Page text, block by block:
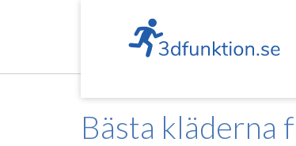
Bästa kläderna